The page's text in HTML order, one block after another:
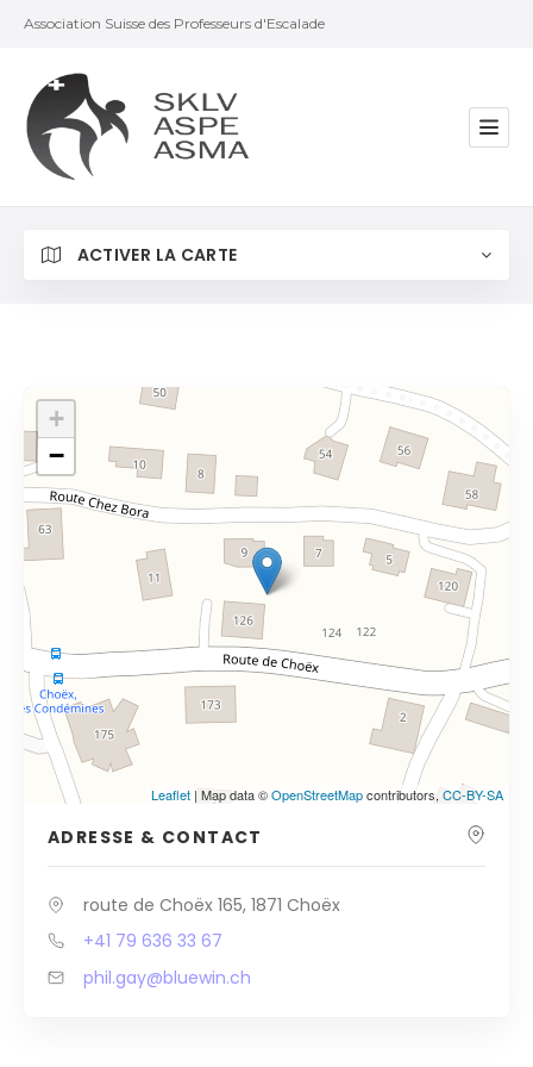
Association Suisse des Professeurs d'Escalade
ACTIVER LA CARTE
+
−
Leaflet | Map data ©OpenStreetMapcontributors,CC-BY-SA
ADRESSE & CONTACT
route de Choëx 165, 1871 Choëx
+41 79 636 33 67
phil.gay@bluewin.ch